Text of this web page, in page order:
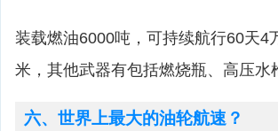
装载燃油6000吨，可持续航行60天
米，其他武器有包括燃烧瓶、高压水
六、世界上最大的油轮航速？